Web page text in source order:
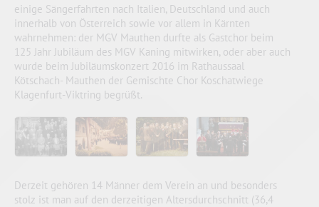
einige Sängerfahrten nach Italien, Deutschland und auch
innerhalb von Österreich sowie vor allem in Kärnten
wahrnehmen: der MGV Mauthen durfte als Gastchor beim
125 Jahr Jubiläum des MGV Kaning mitwirken, oder aber auch
wurde beim Jubiläumskonzert 2016 im Rathaussaal
Kötschach- Mauthen der Gemischte Chor Koschatwiege
Klagenfurt-Viktring begrüßt.
Derzeit gehören 14 Männer dem Verein an und besonders
stolz ist man auf den derzeitigen Altersdurchschnitt (36,4